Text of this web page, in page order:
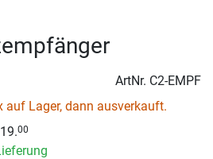
ArtNr. C2-EMPF
auf Lager, dann ausverkauft.
00